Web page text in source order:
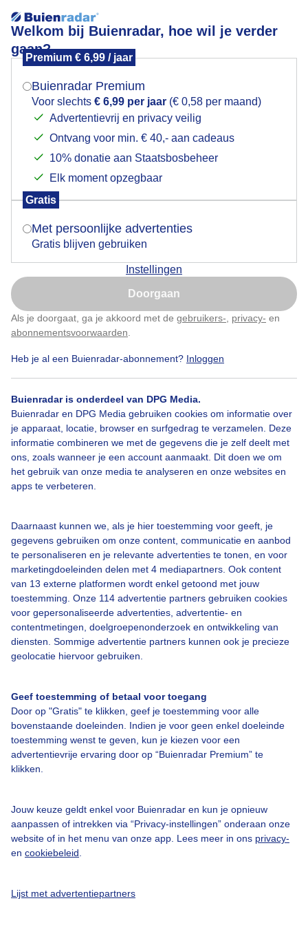
Welkom bij Buienradar, hoe wil je verder
gaan?
Premium € 6,99 / jaar
Buienradar Premium
Voor slechts € 6,99 per jaar (€ 0,58 per maand)
Advertentievrij en privacy veilig
Ontvang voor min. € 40,- aan cadeaus
10% donatie aan Staatsbosbeheer
Elk moment opzegbaar
Gratis
Met persoonlijke advertenties
Gratis blijven gebruiken
Instellingen
Doorgaan
Als je doorgaat, ga je akkoord met de gebruikers- privacy- en
abonnementsvoorwaarden
Heb je al een Buienradar-abonnement? Inloggen
Buienradar is onderdeel van DPG Media.
Buienradar en DPG Media gebruiken cookies om informatie over
je apparaat, locatie, browser en surfgedrag te verzamelen. Deze
informatie combineren we met de gegevens die je zelf deelt met
ons, zoals wanneer je een account aanmaakt. Dit doen we om
het gebruik van onze media te analyseren en onze websites en
apps te verbeteren.
Daarnaast kunnen we, als je hier toestemming voor geeft, je
gegevens gebruiken om onze content, communicatie en aanbod
te personaliseren en je relevante advertenties te tonen, en voor
marketingdoeleinden delen met 4 mediapartners. Ook content
van 13 externe platformen wordt enkel getoond met jouw
toestemming. Onze 114 advertentie partners gebruiken cookies
voor gepersonaliseerde advertenties, advertentie- en
contentmetingen, doelgroepenonderzoek en ontwikkeling van
diensten. Sommige advertentie partners kunnen ook je precieze
geolocatie hiervoor gebruiken.
Geef toestemming of betaal voor toegang
Door op "Gratis" te klikken, geef je toestemming voor alle
bovenstaande doeleinden. Indien je voor geen enkel doeleinde
toestemming wenst te geven, kun je kiezen voor een
advertentievrije ervaring door op “Buienradar Premium” te
klikken.
Jouw keuze geldt enkel voor Buienradar en kun je opnieuw
aanpassen of intrekken via “Privacy-instellingen” onderaan onze
website of in het menu van onze app. Lees meer in ons privacy-
en cookiebeleid
Lijst met advertentiepartners
DE MOOISTE FILE VAN NEDERLAND
Door: Els Bax Gemaakt: 12-04-2025, 84x bekeken
#mooistefilevannederland Lente Zon
Bekijk slideshow
Over Buienradar
Bedrijfsgegevens
Contact
Toegankelijkheid
Gebruikersvoorwaarden
Adverteren
Privacy beleid
Cookie beleid
Mogen we je locatie gebruiken voor het
Indien je hier nog geen akkoord op hebt gegeven,
verschijnt er zo een pop-up uit je browser waarin
Is goed, toon de popup
Nu niet, misschien later
Klik hierom dit aan te passen